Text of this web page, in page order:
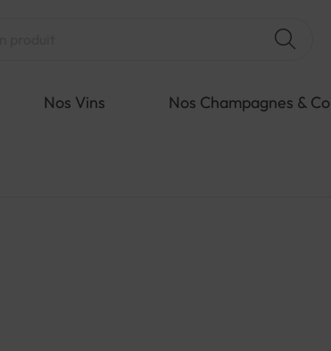
Nos Vins Nos Champagnes & Co